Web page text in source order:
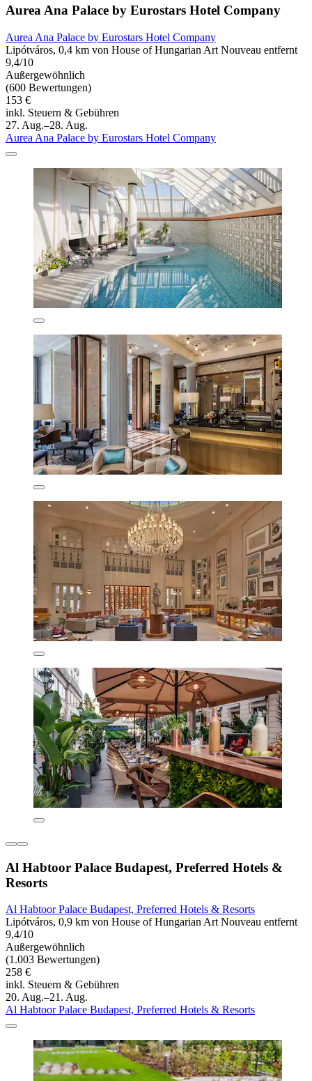
Aurea Ana Palace by Eurostars Hotel Company
Aurea Ana Palace by Eurostars Hotel Company
Lipótváros, 0,4 km von House of Hungarian Art Nouveau entfernt
9,4/10
Außergewöhnlich
(600 Bewertungen)
153 €
inkl. Steuern & Gebühren
27. Aug.–28. Aug.
Aurea Ana Palace by Eurostars Hotel Company
Al Habtoor Palace Budapest, Preferred Hotels &
Resorts
Al Habtoor Palace Budapest, Preferred Hotels & Resorts
Lipótváros, 0,9 km von House of Hungarian Art Nouveau entfernt
9,4/10
Außergewöhnlich
(1.003 Bewertungen)
258 €
inkl. Steuern & Gebühren
20. Aug.–21. Aug.
Al Habtoor Palace Budapest, Preferred Hotels & Resorts